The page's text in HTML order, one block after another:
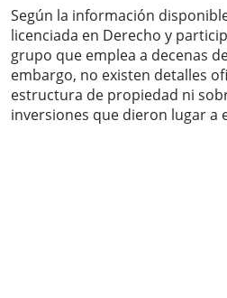
Según la información
licenciada en Derecho y
grupo que emplea a decenas
embargo, no existen detalles
estructura de propiedad ni
inversiones que dieron lugar a